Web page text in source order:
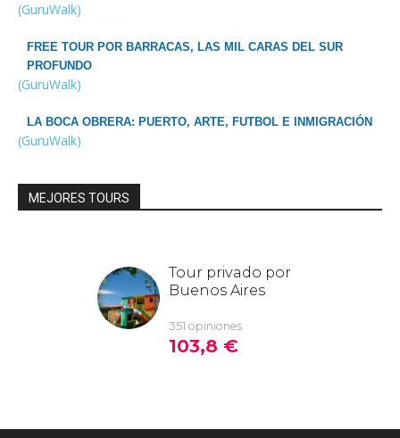
(GuruWalk)
FREE TOUR POR BARRACAS, LAS MIL CARAS DEL SUR
PROFUNDO
(GuruWalk)
LA BOCA OBRERA: PUERTO, ARTE, FUTBOL E INMIGRACIÓN
(GuruWalk)
MEJORES TOURS